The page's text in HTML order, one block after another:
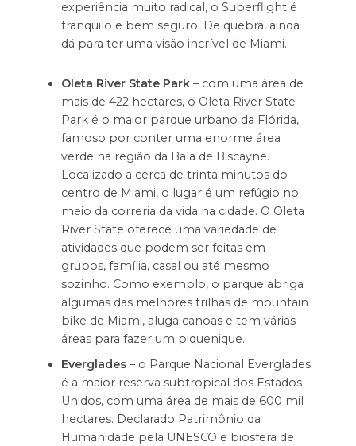
experiência muito radical, o Superflight é
tranquilo e bem seguro. De quebra, ainda
dá para ter uma visão incrível de Miami.
Oleta River State Park– com uma área de
mais de 422 hectares, o Oleta River State
Park é o maior parque urbano da Flórida,
famoso por conter uma enorme área
verde na região da Baía de Biscayne.
Localizado a cerca de trinta minutos do
centro de Miami, o lugar é um refúgio no
meio da correria da vida na cidade. O Oleta
River State oferece uma variedade de
atividades que podem ser feitas em
grupos, família, casal ou até mesmo
sozinho. Como exemplo, o parque abriga
algumas das melhores trilhas de mountain
bike de Miami, aluga canoas e tem várias
áreas para fazer um piquenique.
Everglades– o Parque Nacional Everglades
é a maior reserva subtropical dos Estados
Unidos, com uma área de mais de 600 mil
hectares. Declarado Patrimônio da
Humanidade pela UNESCO e biosfera de